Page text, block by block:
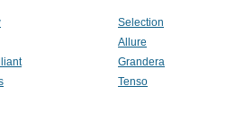
Selection
Allure
Grandera
Tenso